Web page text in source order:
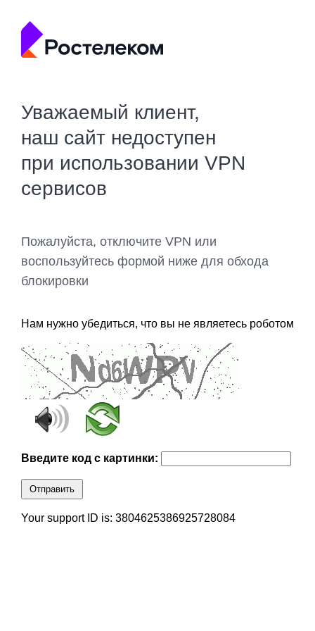
Уважаемый клиент,
наш сайт недоступен
при использовании VPN
сервисов
Пожалуйста, отключите VPN или
воспользуйтесь формой ниже для обхода
блокировки
Нам нужно убедиться, что вы не являетесь роботом
Введите код с картинки:
Отправить
Your support ID is: 3804625386925728084